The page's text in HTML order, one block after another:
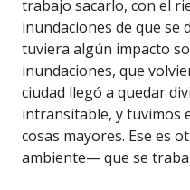
trabajo sacarlo, con el
inundaciones de que se
tuviera algún impacto
inundaciones, que
ciudad llegó a quedar
intransitable, y tuvimos
cosas mayores. Ese es
ambiente— que se